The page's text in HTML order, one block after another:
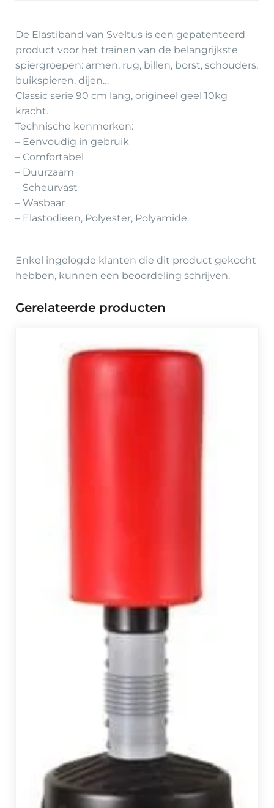
De Elastiband van Sveltus is een gepatenteerd
product voor het trainen van de belangrijkste
spiergroepen: armen, rug, billen, borst, schouders,
buikspieren, dijen…
Classic serie 90 cm lang, origineel geel 10kg
kracht.
Technische kenmerken:
– Eenvoudig in gebruik
– Comfortabel
– Duurzaam
– Scheurvast
– Wasbaar
– Elastodieen, Polyester, Polyamide.
Enkel ingelogde klanten die dit product gekocht
hebben, kunnen een beoordeling schrijven.
Gerelateerde producten